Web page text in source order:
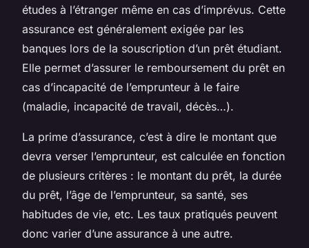
études à l’étranger même en cas d’imprévus. Cette
assurance est généralement exigée par les
banques lors de la souscription d’un prêt étudiant.
Elle permet d’assurer le remboursement du prêt en
cas d’incapacité de l’emprunteur à le faire
(maladie, incapacité de travail, décès…).
La prime d’assurance, c’est à dire le montant que
devra verser l’emprunteur, est calculée en fonction
de plusieurs critères : le montant du prêt, la durée
du prêt, l’âge de l’emprunteur, sa santé, ses
habitudes de vie, etc. Les taux pratiqués peuvent
donc varier d’une assurance à une autre.